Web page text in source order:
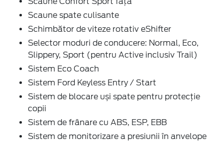
Scaune spate culisante
Schimbător de viteze rotativ eShifter
Selector moduri de conducere: Normal, Eco,
Slippery, Sport (pentru Active inclusiv Trail)
Sistem Eco Coach
Sistem Ford Keyless Entry / Start
Sistem de blocare uși spate pentru protecție
copii
Sistem de frânare cu ABS, ESP, EBB
Sistem de monitorizare a presiunii în anvelope